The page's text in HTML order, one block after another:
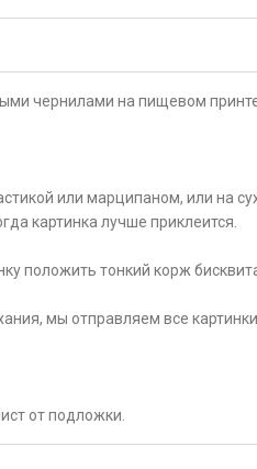
чернилами на пищевом
или марципаном, или на
картинка лучше приклеится.
положить тонкий корж
мы отправляем все
от подложки.